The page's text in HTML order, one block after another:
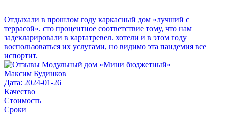
Отдыхали в прошлом году каркасный дом «лучший с
террасой». сто процентное соответствие тому, что нам
задекларировали в картатревел. хотели и в этом году
воспользоваться их услугами, но видимо эта пандемия все
испортит.
Максим Будинков
Дата: 2024-01-26
Качество
Стоимость
Сроки